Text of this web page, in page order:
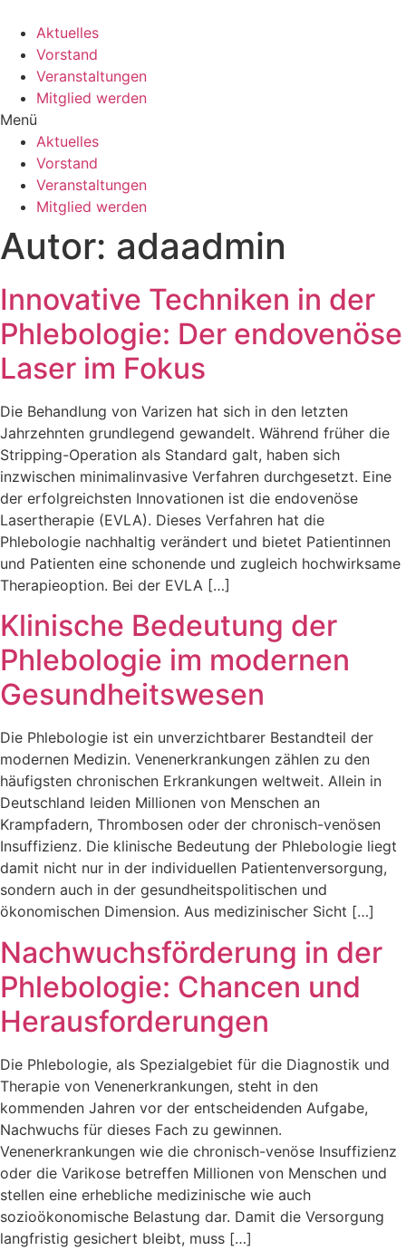
Aktuelles
Vorstand
Veranstaltungen
Mitglied werden
Menü
Aktuelles
Vorstand
Veranstaltungen
Mitglied werden
Autor: adaadmin
Innovative Techniken in der
Phlebologie: Der endovenöse
Laser im Fokus
Die Behandlung von Varizen hat sich in den letzten
Jahrzehnten grundlegend gewandelt. Während früher die
Stripping-Operation als Standard galt, haben sich
inzwischen minimalinvasive Verfahren durchgesetzt. Eine
der erfolgreichsten Innovationen ist die endovenöse
Lasertherapie (EVLA). Dieses Verfahren hat die
Phlebologie nachhaltig verändert und bietet Patientinnen
und Patienten eine schonende und zugleich hochwirksame
Therapieoption. Bei der EVLA […]
Klinische Bedeutung der
Phlebologie im modernen
Gesundheitswesen
Die Phlebologie ist ein unverzichtbarer Bestandteil der
modernen Medizin. Venenerkrankungen zählen zu den
häufigsten chronischen Erkrankungen weltweit. Allein in
Deutschland leiden Millionen von Menschen an
Krampfadern, Thrombosen oder der chronisch-venösen
Insuffizienz. Die klinische Bedeutung der Phlebologie liegt
damit nicht nur in der individuellen Patientenversorgung,
sondern auch in der gesundheitspolitischen und
ökonomischen Dimension. Aus medizinischer Sicht […]
Nachwuchsförderung in der
Phlebologie: Chancen und
Herausforderungen
Die Phlebologie, als Spezialgebiet für die Diagnostik und
Therapie von Venenerkrankungen, steht in den
kommenden Jahren vor der entscheidenden Aufgabe,
Nachwuchs für dieses Fach zu gewinnen.
Venenerkrankungen wie die chronisch-venöse Insuffizienz
oder die Varikose betreffen Millionen von Menschen und
stellen eine erhebliche medizinische wie auch
sozioökonomische Belastung dar. Damit die Versorgung
langfristig gesichert bleibt, muss […]